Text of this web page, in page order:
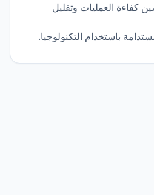
كفاءة العمليات وتقليل
باستخدام التكنولوجيا.